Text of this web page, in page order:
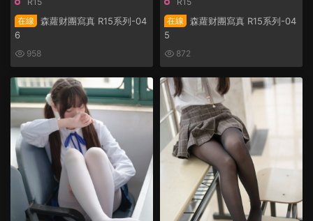
在線
森蘿财團寫真 R15系列-04
6
958
在線
森蘿财團寫真 R15系列-04
5
872